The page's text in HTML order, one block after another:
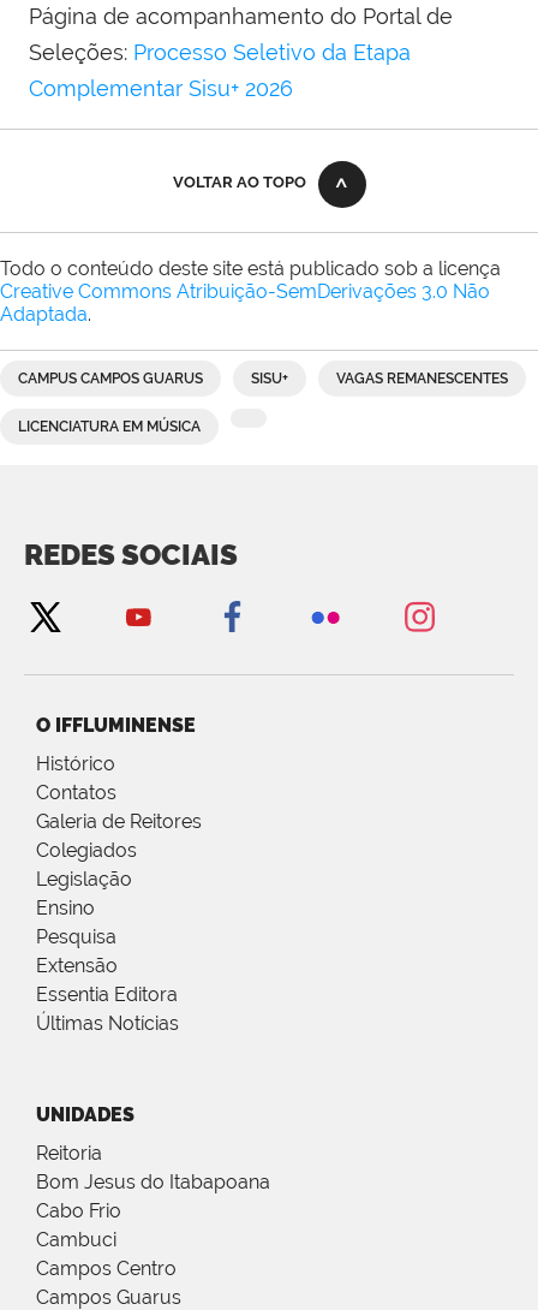
Página de acompanhamento do Portal de
Seleções: Processo Seletivo da Etapa
Complementar Sisu+ 2026
VOLTAR AO TOPO
Todo o conteúdo deste site está publicado sob a licença
Creative Commons Atribuição-SemDerivações 3.0 Não
Adaptada.
CAMPUS CAMPOS GUARUS SISU+ VAGAS REMANESCENTES
LICENCIATURA EM MÚSICA
REDES SOCIAIS
O IFFLUMINENSE
Histórico
Contatos
Galeria de Reitores
Colegiados
Legislação
Ensino
Pesquisa
Extensão
Essentia Editora
Últimas Notícias
UNIDADES
Reitoria
Bom Jesus do Itabapoana
Cabo Frio
Cambuci
Campos Centro
Campos Guarus